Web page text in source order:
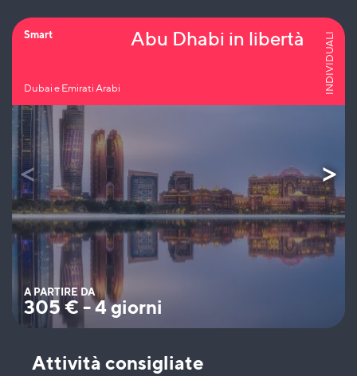
Smart
Dubai e Emirati Arabi
Abu Dhabi in libertà INDIVIDUALI
A PARTIRE DA
305 €-4 giorni
Attività consigliate